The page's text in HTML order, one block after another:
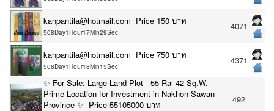
kanpantila@hotmail.com Price 150 บาท
508Day1Hour17Min29Sec
4071
kanpantila@hotmail.com Price 750 บาท
508Day1Hour18Min15Sec
4371
✨ For Sale: Large Land Plot - 55 Rai 42 Sq.W.
Prime Location for Investment in Nakhon Sawan
Province ✨ Price 55105000 บาท
492